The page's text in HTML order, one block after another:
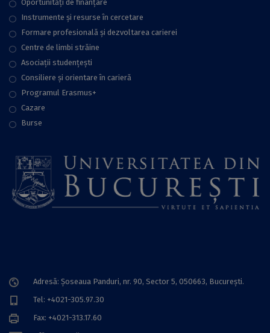
Oportunități de finanțare
Instrumente și resurse în cercetare
Formare profesională și dezvoltarea carierei
Centre de limbi străine
Asociații studențești
Consiliere şi orientare în carieră
Programul Erasmus+
Cazare
Burse
Adresă: Șoseaua Panduri, nr. 90, Sector 5, 050663, Bucureşti.
Tel: +4021-305.97.30
Fax: +4021-313.17.60